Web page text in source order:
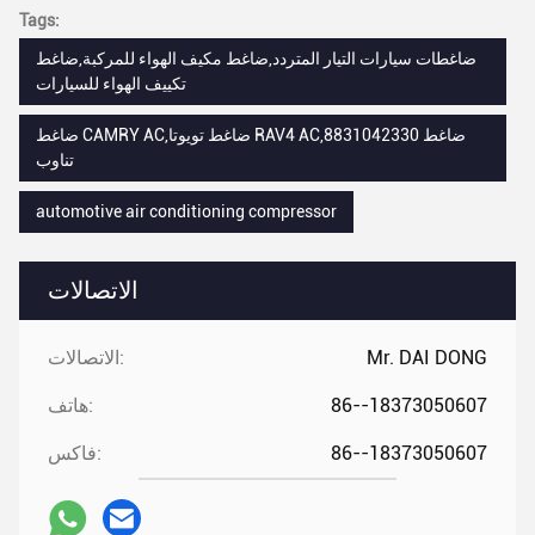
الاتصالات
الاتصالات: Mr. DAI DONG
هاتف: 86--18373050607
فاكس: 86--18373050607
Tags:
ضاغطات سيارات التيار المتردد,ضاغط مكيف الهواء للمركبة,ضاغط
تكييف الهواء للسيارات
ضاغط CAMRY AC,ضاغط تويوتا RAV4 AC,8831042330 ضاغط
تناوب
automotive air conditioning compressor